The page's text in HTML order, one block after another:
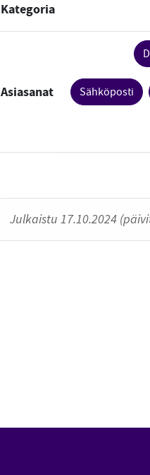
Kategoria
Asiasanat Sähköposti
Julkaistu 17.10.2024